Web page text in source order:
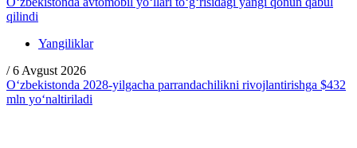
qilindi
Yangiliklar
/ 6 Avgust 2026
O‘zbekistonda 2028-yilgacha parrandachilikni rivojlantirishga $432
mln yo‘naltiriladi